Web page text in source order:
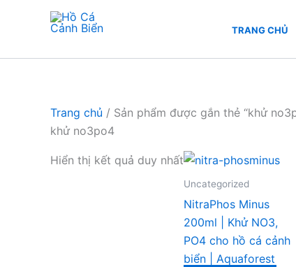
dung
TRANG CHỦ
Trang chủ / Sản phẩm được gắn thẻ “khử
khử no3po4
Hiển thị kết quả duy nhất
Uncategorized
NitraPhos Minus
200ml | Khử NO3,
PO4 cho hồ cá cảnh
biển | Aquaforest